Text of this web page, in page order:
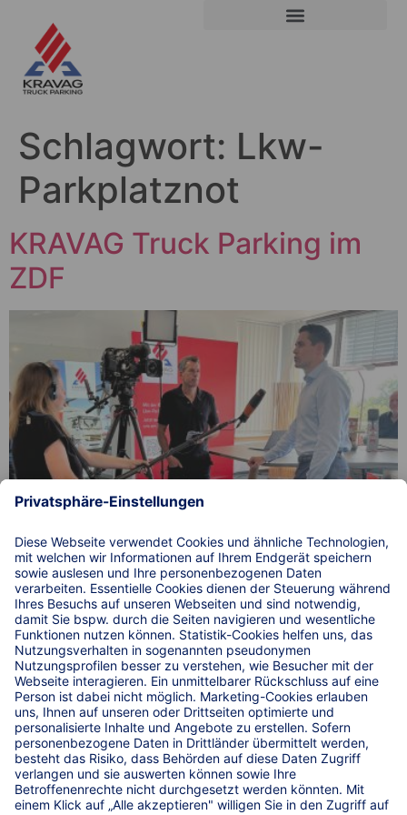
Schlagwort: Lkw-
Parkplatznot
KRAVAG Truck Parking im
ZDF
ZDF berichtet über den Lkw-Parkplatzmangel in
Deutschland – mit dabei: KRAVAG Truck Parking.
© 2026 WIRKSTATT GmbH